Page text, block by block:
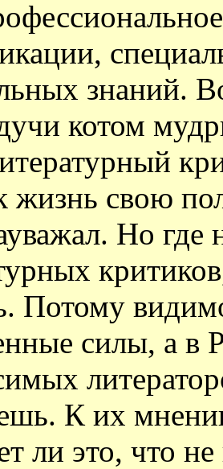
знаний.
котом
жизнь свою
Но где
Потому
силы, а
К их
ли это, что